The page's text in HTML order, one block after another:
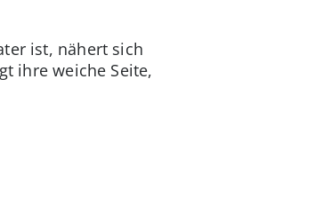
ist, nähert sich
ihre weiche Seite,